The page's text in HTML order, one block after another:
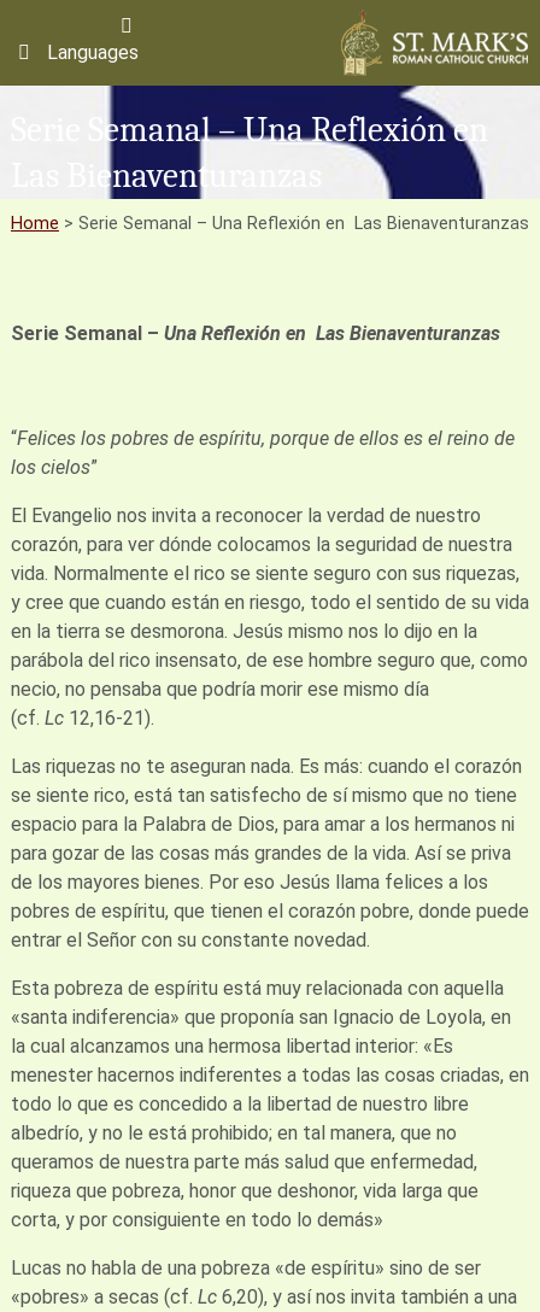
Languages
Serie Semanal – Una Reflexión en
Las Bienaventuranzas
Home > Serie Semanal – Una Reflexión en Las Bienaventuranzas
Serie Semanal – Una Reflexión en Las Bienaventuranzas
“Felices los pobres de espíritu, porque de ellos es el reino de
los cielos”
El Evangelio nos invita a reconocer la verdad de nuestro
corazón, para ver dónde colocamos la seguridad de nuestra
vida. Normalmente el rico se siente seguro con sus riquezas,
y cree que cuando están en riesgo, todo el sentido de su vida
en la tierra se desmorona. Jesús mismo nos lo dijo en la
parábola del rico insensato, de ese hombre seguro que, como
necio, no pensaba que podría morir ese mismo día
(cf. Lc12,16-21).
Las riquezas no te aseguran nada. Es más: cuando el corazón
se siente rico, está tan satisfecho de sí mismo que no tiene
espacio para la Palabra de Dios, para amar a los hermanos ni
para gozar de las cosas más grandes de la vida. Así se priva
de los mayores bienes. Por eso Jesús llama felices a los
pobres de espíritu, que tienen el corazón pobre, donde puede
entrar el Señor con su constante novedad.
Esta pobreza de espíritu está muy relacionada con aquella
«santa indiferencia» que proponía san Ignacio de Loyola, en
la cual alcanzamos una hermosa libertad interior: «Es
menester hacernos indiferentes a todas las cosas criadas, en
todo lo que es concedido a la libertad de nuestro libre
albedrío, y no le está prohibido; en tal manera, que no
queramos de nuestra parte más salud que enfermedad,
riqueza que pobreza, honor que deshonor, vida larga que
corta, y por consiguiente en todo lo demás»
Lucas no habla de una pobreza «de espíritu» sino de ser
«pobres» a secas (cf. Lc6,20), y así nos invita también a una